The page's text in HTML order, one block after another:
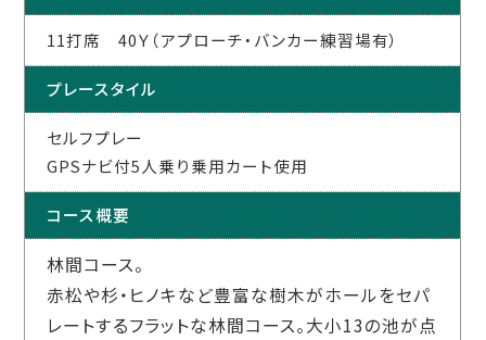
11打席 40Ｙ（アプローチ・バンカー練習場有）
プレースタイル
セルフプレー
GPSナビ付5人乗り乗用カート使用
コース概要
林間コース。
赤松や杉・ヒノキなど豊富な樹木がホールをセパ
レートするフラットな林間コース。大小13の池が点